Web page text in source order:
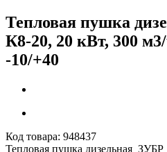
Тепловая пушка
К8-20, 20 кВт, 300
-10/+40
Код товара: 948437
Тепловая пушка дизельная